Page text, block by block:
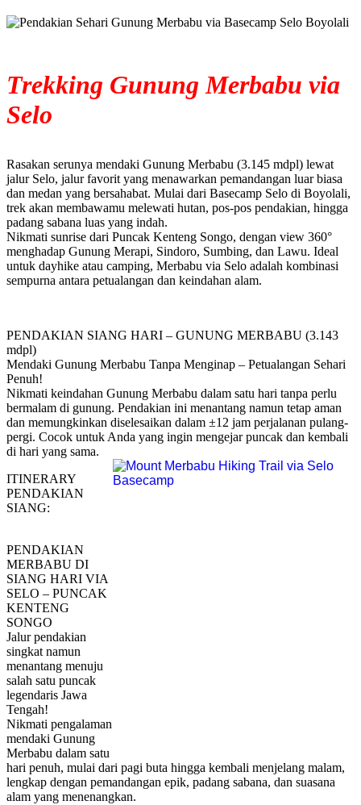
Trekking Gunung Merbabu via
Selo
Rasakan serunya mendaki Gunung Merbabu (3.145 mdpl) lewat
jalur Selo, jalur favorit yang menawarkan pemandangan luar biasa
dan medan yang bersahabat. Mulai dari Basecamp Selo di Boyolali,
trek akan membawamu melewati hutan, pos-pos pendakian, hingga
padang sabana luas yang indah.
Nikmati sunrise dari Puncak Kenteng Songo, dengan view 360°
menghadap Gunung Merapi, Sindoro, Sumbing, dan Lawu. Ideal
untuk dayhike atau camping, Merbabu via Selo adalah kombinasi
sempurna antara petualangan dan keindahan alam.
PENDAKIAN SIANG HARI – GUNUNG MERBABU (3.143
mdpl)
Mendaki Gunung Merbabu Tanpa Menginap – Petualangan Sehari
Penuh!
Nikmati keindahan Gunung Merbabu dalam satu hari tanpa perlu
bermalam di gunung. Pendakian ini menantang namun tetap aman
dan memungkinkan diselesaikan dalam ±12 jam perjalanan pulang-
pergi. Cocok untuk Anda yang ingin mengejar puncak dan kembali
di hari yang sama.
ITINERARY
PENDAKIAN
SIANG:
PENDAKIAN
MERBABU DI
SIANG HARI VIA
SELO – PUNCAK
KENTENG
SONGO
Jalur pendakian
singkat namun
menantang menuju
salah satu puncak
legendaris Jawa
Tengah!
Nikmati pengalaman
mendaki Gunung
Merbabu dalam satu
hari penuh, mulai dari pagi buta hingga kembali menjelang malam,
lengkap dengan pemandangan epik, padang sabana, dan suasana
alam yang menenangkan.